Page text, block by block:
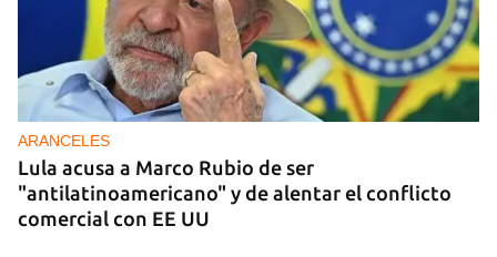
ARANCELES
Lula acusa a Marco Rubio de ser
"antilatinoamericano" y de alentar el conflicto
comercial con EE UU